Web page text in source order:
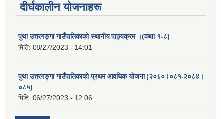
दीर्घकालीन योजनाहरू
पुथा उत्तरगङ्गा गाउँपालिकाको स्थानीय पाठ्यक्रम ।(कक्षा १-८)
मिति: 08/27/2023 - 14:01
पुथा उत्तरगङ्गा गाउँपालिकाको प्रथम आवधिक योजना (२०८०।०८१-२०८४।
०८५)
मिति: 06/27/2023 - 12:06